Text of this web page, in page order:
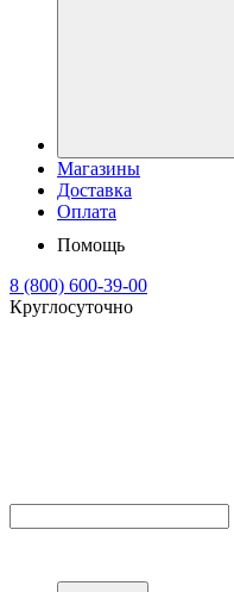
Магазины
Доставка
Оплата
Помощь
8 (800) 600-39-00
Круглосуточно